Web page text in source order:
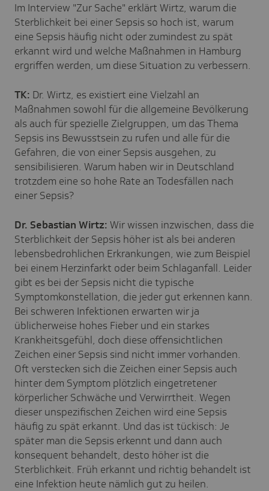
Im Interview "Zur Sache" erklärt Wirtz, warum die
Sterblichkeit bei einer Sepsis so hoch ist, warum
eine Sepsis häufig nicht oder zumindest zu spät
erkannt wird und welche Maßnahmen in Hamburg
ergriffen werden, um diese Situation zu verbessern.
TK: Dr. Wirtz, es existiert eine Vielzahl an
Maßnahmen sowohl für die allgemeine Bevölkerung
als auch für spezielle Zielgruppen, um das Thema
Sepsis ins Bewusstsein zu rufen und alle für die
Gefahren, die von einer Sepsis ausgehen, zu
sensibilisieren. Warum haben wir in Deutschland
trotzdem eine so hohe Rate an Todesfällen nach
einer Sepsis?
Dr. Sebastian Wirtz: Wir wissen inzwischen, dass die
Sterblichkeit der Sepsis höher ist als bei anderen
lebensbedrohlichen Erkrankungen, wie zum Beispiel
bei einem Herzinfarkt oder beim Schlaganfall. Leider
gibt es bei der Sepsis nicht die typische
Symptomkonstellation, die jeder gut erkennen kann.
Bei schweren Infektionen erwarten wir ja
üblicherweise hohes Fieber und ein starkes
Krankheitsgefühl, doch diese offensichtlichen
Zeichen einer Sepsis sind nicht immer vorhanden.
Oft verstecken sich die Zeichen einer Sepsis auch
hinter dem Symptom plötzlich eingetretener
körperlicher Schwäche und Verwirrtheit. Wegen
dieser unspezifischen Zeichen wird eine Sepsis
häufig zu spät erkannt. Und das ist tückisch: Je
später man die Sepsis erkennt und dann auch
konsequent behandelt, desto höher ist die
Sterblichkeit. Früh erkannt und richtig behandelt ist
eine Infektion heute nämlich gut zu heilen.